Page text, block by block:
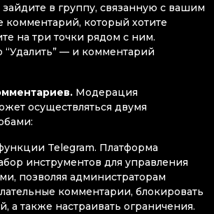
зайдите в группу, связанную с вашим
комментарий, который хотите
на три точки рядом с ним.
— и комментарий
Модерация
осуществляться двумя
Telegram. Платформа
инструментов для управления
позволяя администраторам
комментарии, блокировать
а также настраивать ограничения.